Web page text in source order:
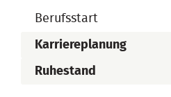
Berufsstart
Karriereplanung
Ruhestand